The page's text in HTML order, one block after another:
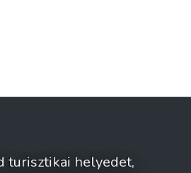
turisztikai helyedet,